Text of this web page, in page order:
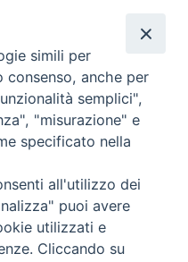
da lunedì a
ore 12.30.
.
Seguici su
di Messina Lipari
simili per
anche per
semplici",
"misurazione" e
specificato nella
all'utilizzo dei
puoi avere
utilizzati e
Cliccando su